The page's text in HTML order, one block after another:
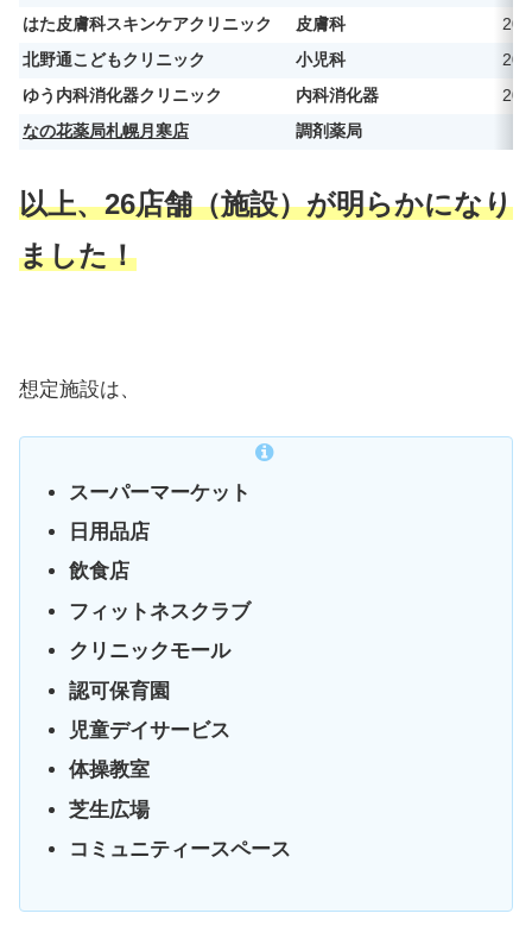
はた皮膚科スキンケアクリニック
皮膚科
北野通こどもクリニック
小児科
ゆう内科消化器クリニック
内科消化器
なの花薬局札幌月寒店
調剤薬局
以上、26店舗（施設）が明らかになり
ました！
想定施設は、
スーパーマーケット
日用品店
飲食店
フィットネスクラブ
クリニックモール
認可保育園
児童デイサービス
体操教室
芝生広場
コミュニティースペース